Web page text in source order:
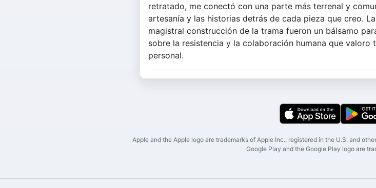
retratado, me conectó con una parte más terrenal y
artesanía y las historias detrás de cada pieza que creo.
magistral construcción de la trama fueron un bálsamo
sobre la resistencia y la colaboración humana que
personal.
Apple and the Apple logo are trademarks of Apple Inc., registered in the U.S. and
Google Play and the Google Play logo are